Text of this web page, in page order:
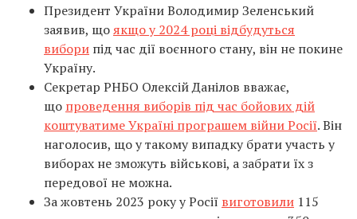
Президент України Володимир Зеленський
заявив, щоякщо у 2024 році відбудуться
вибори під час дії воєнного стану, він не покине
Україну.
Секретар РНБО Олексій Данілов вважає,
що проведення виборів під час бойових дій
коштуватиме Україні програшем війни Росії. Він
наголосив, що у такому випадку брати участь у
виборах не зможуть військові, а забрати їх з
передової не можна.
За жовтень 2023 року у Росії виготовили 115